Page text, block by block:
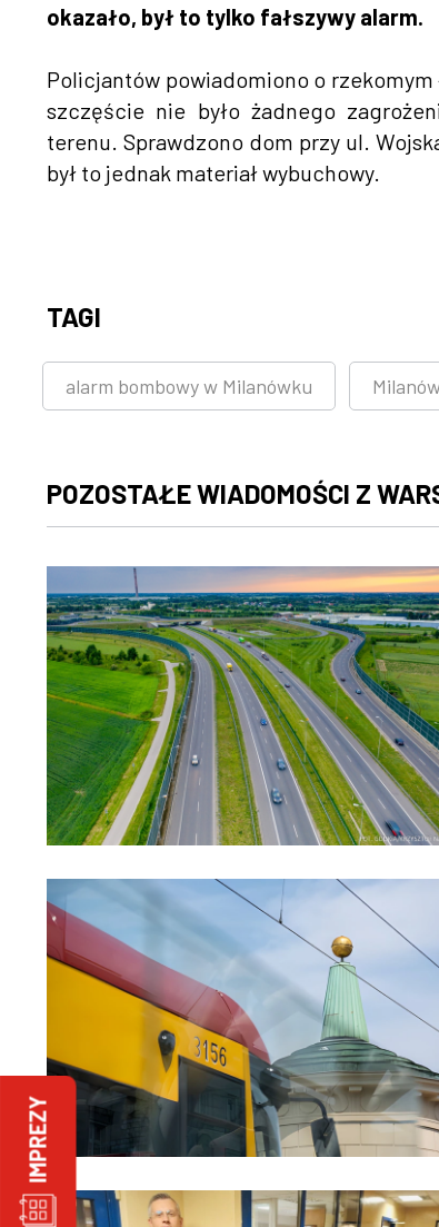
okazało, był to tylko fałszywy alarm.
Policjantów powiadomiono o
szczęście nie było żadnego
terenu. Sprawdzono dom przy ul.
był to jednak materiał wybuchowy.
TAGI
alarm bombowy w Milanówku
POZOSTAŁE WIADOMOŚCI Z
IMPREZY